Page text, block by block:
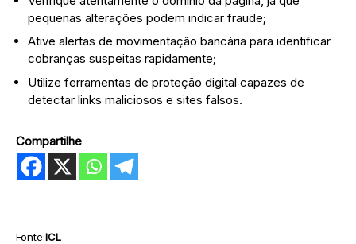
pequenas alterações podem indicar fraude;
Ative alertas de movimentação bancária para identificar
cobranças suspeitas rapidamente;
Utilize ferramentas de proteção digital capazes de
detectar links maliciosos e sites falsos.
Compartilhe
Fonte:ICL